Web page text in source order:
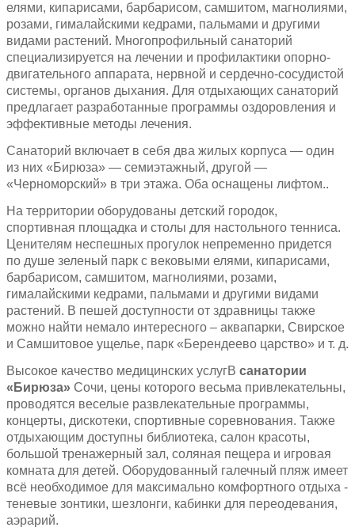
елями, кипарисами, барбарисом, самшитом, магнолиями,
розами, гималайскими кедрами, пальмами и другими
видами растений. Многопрофильный санаторий
специализируется на лечении и профилактики опорно-
двигательного аппарата, нервной и сердечно-сосудистой
системы, органов дыхания. Для отдыхающих санаторий
предлагает разработанные программы оздоровления и
эффективные методы лечения.
Санаторий включает в себя два жилых корпуса — один
из них «Бирюза» — семиэтажный, другой —
«Черноморский» в три этажа. Оба оснащены лифтом..
На территории оборудованы детский городок,
спортивная площадка и столы для настольного тенниса.
Ценителям неспешных прогулок непременно придется
по душе зеленый парк с вековыми елями, кипарисами,
барбарисом, самшитом, магнолиями, розами,
гималайскими кедрами, пальмами и другими видами
растений. В пешей доступности от здравницы также
можно найти немало интересного – аквапарки, Свирское
и Самшитовое ущелье, парк «Берендеево царство» и т. д.
Высокое качество медицинских услугВ санатории
«Бирюза» Сочи, цены которого весьма привлекательны,
проводятся веселые развлекательные программы,
концерты, дискотеки, спортивные соревнования. Также
отдыхающим доступны библиотека, салон красоты,
большой тренажерный зал, соляная пещера и игровая
комната для детей. Оборудованный галечный пляж имеет
всё необходимое для максимально комфортного отдыха -
теневые зонтики, шезлонги, кабинки для переодевания,
аэрарий.